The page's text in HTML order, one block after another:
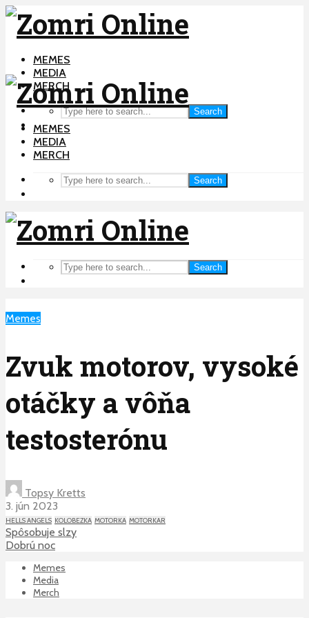
MEMES
MEDIA
MERCH
Search
MEMES
MEDIA
MERCH
Search
Search
Memes
Zvuk motorov, vysoké
otáčky a vôňa
testosterónu
Topsy Kretts
3. jún 2023
HELLS ANGELS KOLOBEZKA MOTORKA MOTORKAR
Spôsobuje slzy
Dobrú noc
Memes
Media
Merch